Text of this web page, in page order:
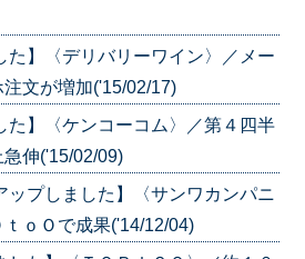
た】〈デリバリーワイン〉／メー
文が増加('15/02/17)
た】〈ケンコーコム〉／第４四半
伸('15/02/09)
ップしました】〈サンワカンパニ
ｏＯで成果('14/12/04)